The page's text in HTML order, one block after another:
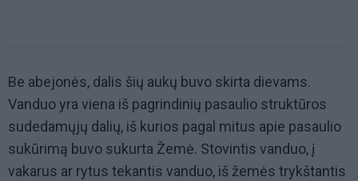
Be abejonės, dalis šių aukų buvo skirta dievams.
Vanduo yra viena iš pagrindinių pasaulio struktūros
sudedamųjų dalių, iš kurios pagal mitus apie pasaulio
sukūrimą buvo sukurta Žemė. Stovintis vanduo, į
vakarus ar rytus tekantis vanduo, iš žemės trykštantis